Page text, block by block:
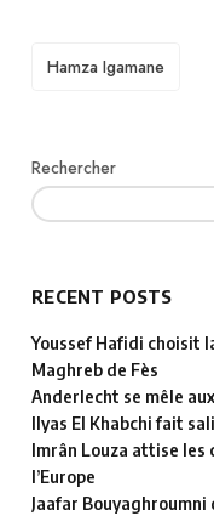
Hamza Igamane
Rechercher
RECENT POSTS
Youssef Hafidi choisit
Maghreb de Fès
Anderlecht se mêle
Ilyas El Khabchi fait
Imrân Louza attise les
l’Europe
Jaafar Bouyaghroumni